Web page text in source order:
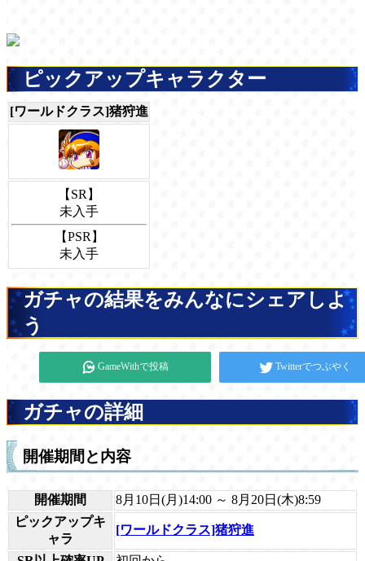
ピックアップキャラクター
[ワールドクラス]猪狩進
【SR】
未入手
【PSR】
未入手
ガチャの結果をみんなにシェアしよ
う
GameWithで投稿 Twitterでつぶやく
ガチャの詳細
開催期間と内容
開催期間
8月10日(月)14:00 ～ 8月20日(木)8:59
ピックアップキ
ャラ
[ワールドクラス]猪狩進